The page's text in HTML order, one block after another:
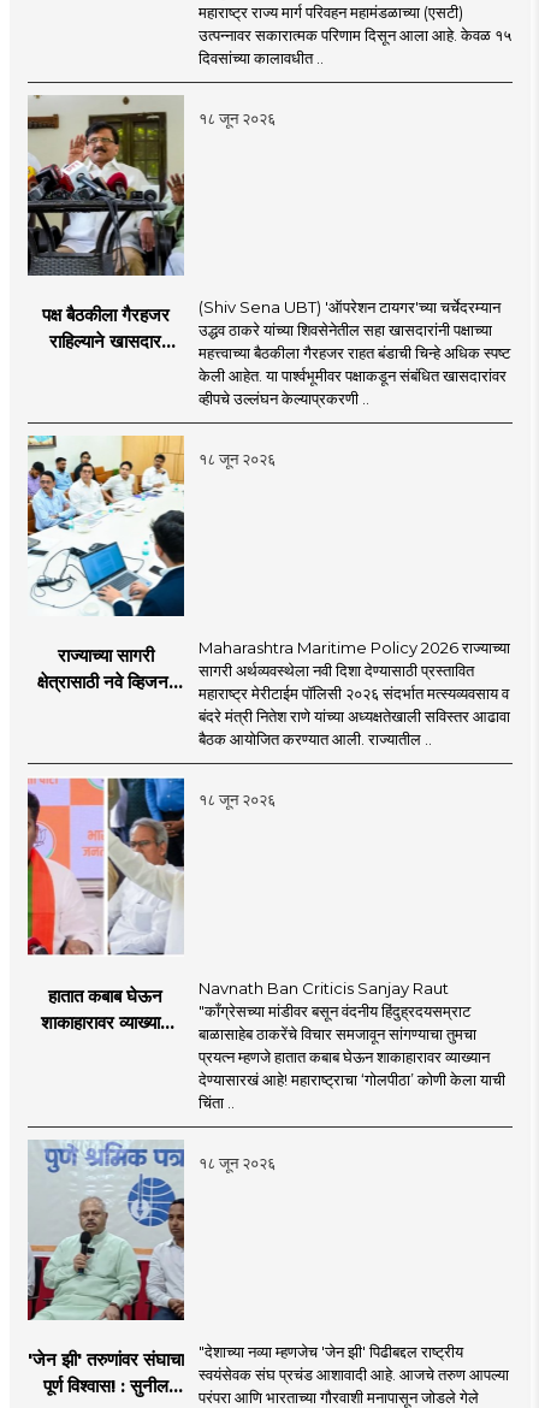
महाराष्ट्र राज्य मार्ग परिवहन महामंडळाच्या (एसटी)
उत्पन्नावर सकारात्मक परिणाम दिसून आला आहे. केवळ १५
दिवसांच्या कालावधीत ..
१८ जून २०२६
पक्ष बैठकीला गैरहजर
राहिल्याने खासदार
काय सांगतो?
(Shiv Sena UBT) 'ऑपरेशन टायगर'च्या चर्चेदरम्यान
उद्धव ठाकरे यांच्या शिवसेनेतील सहा खासदारांनी पक्षाच्या
महत्त्वाच्या बैठकीला गैरहजर राहत बंडाची चिन्हे अधिक स्पष्ट
केली आहेत. या पार्श्वभूमीवर पक्षाकडून संबंधित खासदारांवर
व्हीपचे उल्लंघन केल्याप्रकरणी ..
१८ जून २०२६
राज्याच्या सागरी
क्षेत्रासाठी नवे व्हिजन;
प्रस्ताव
Maharashtra Maritime Policy 2026 राज्याच्या
सागरी अर्थव्यवस्थेला नवी दिशा देण्यासाठी प्रस्तावित
महाराष्ट्र मेरीटाईम पॉलिसी २०२६ संदर्भात मत्स्यव्यवसाय व
बंदरे मंत्री नितेश राणे यांच्या अध्यक्षतेखाली सविस्तर आढावा
बैठक आयोजित करण्यात आली. राज्यातील ..
१८ जून २०२६
हातात कबाब घेऊन
शाकाहारावर व्याख्यान
Navnath Ban Criticis Sanjay Raut
"काँग्रेसच्या मांडीवर बसून वंदनीय हिंदुह्रदयसम्राट
बाळासाहेब ठाकरेंचे विचार समजावून सांगण्याचा तुमचा
प्रयत्न म्हणजे हातात कबाब घेऊन शाकाहारावर व्याख्यान
देण्यासारखं आहे! महाराष्ट्राचा ‘गोलपीठा’ कोणी केला याची
चिंता ..
१८ जून २०२६
'जेन झी' तरुणांवर संघाचा
पूर्ण विश्वास! : सुनील
"देशाच्या नव्या म्हणजेच 'जेन झी' पिढीबद्दल राष्ट्रीय
स्वयंसेवक संघ प्रचंड आशावादी आहे. आजचे तरुण आपल्या
परंपरा आणि भारताच्या गौरवाशी मनापासून जोडले गेले